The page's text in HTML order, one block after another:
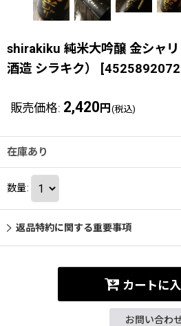
shirakiku 純米大吟醸 金シャ
酒造 シラキク）
[
販売価格: 2,420 円 (税込)
在庫あり
数量:
返品特約に関する重要事項
カートに
お問い合わ